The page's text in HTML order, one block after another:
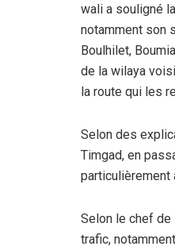
wali a souligné
notamment son
Boulhilet,
de la wilaya
la route qui les
Selon des
Timgad, en
particulièrement
Selon le chef de
trafic,